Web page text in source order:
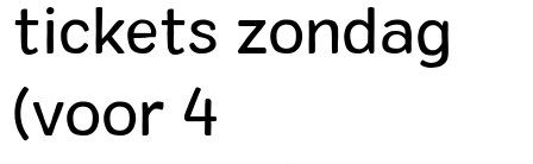
tickets zondag
(voor 4